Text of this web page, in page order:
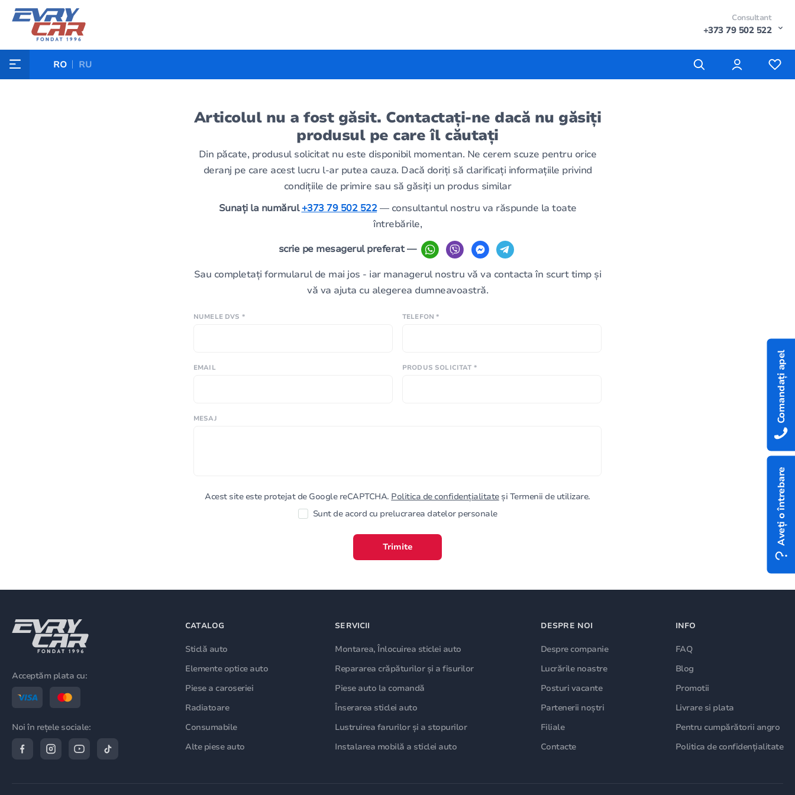
Consultant
+373 79 502 522
RO RU
Articolul nu a fost găsit. Contactați-ne dacă nu găsiți
produsul pe care îl căutați
Din păcate, produsul solicitat nu este disponibil momentan. Ne cerem scuze pentru orice
deranj pe care acest lucru l-ar putea cauza. Dacă doriți să clarificați informațiile privind
condițiile de primire sau să găsiți un produs similar
Sunați la numărul+373 79 502 522— consultantul nostru va răspunde la toate
întrebările,
scrie pe mesagerul preferat —
Sau completați formularul de mai jos - iar managerul nostru vă va contacta în scurt timp și
vă va ajuta cu alegerea dumneavoastră.
NUMELE DVS * TELEFON *
EMAIL PRODUS SOLICITAT *
MESAJ
Acest site este protejat de Google reCAPTCHA. Politica de confidențialitateși Termenii de utilizare.
Sunt de acord cu prelucrarea datelor personale
Trimite
Aveți o întrebare
Comandați apel
Acceptăm plata cu:
Noi în rețele sociale:
CATALOG
Sticlă auto
Elemente optice auto
Piese a caroseriei
Radiatoare
Consumabile
Alte piese auto
SERVICII
Montarea, Înlocuirea sticlei auto
Repararea crăpăturilor și a fisurilor
Piese auto la comandă
Înserarea sticlei auto
Lustruirea farurilor și a stopurilor
Instalarea mobilă a sticlei auto
DESPRE NOI
Despre companie
Lucrările noastre
Posturi vacante
Partenerii noștri
Filiale
Contacte
INFO
FAQ
Blog
Promotii
Livrare si plata
Pentru cumpărătorii angro
Politica de confidențialitate